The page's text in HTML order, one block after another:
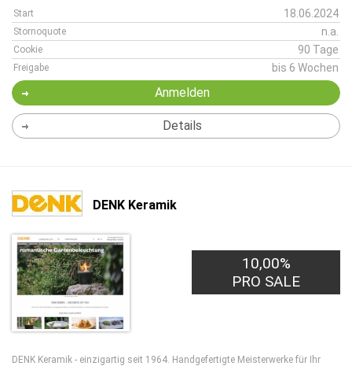
Start 18.06.2024
Stornoquote n.a.
Cookie 90 Tage
Freigabe bis 6 Wochen
Anmelden
Details
DENK Keramik
10,00%
PRO SALE
DENK Keramik - einzigartig seit 1964. Handgefertigte Meisterwerke für Ihr